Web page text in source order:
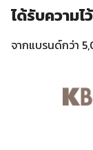
ได้รับความไ
จากแบรนด์กว่า